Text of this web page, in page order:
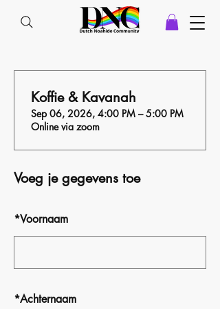
Voeg je gegevens toe
*Voornaam
*Achternaam
Koffie & Kavanah
Sep 06, 2026, 4:00 PM – 5:00 PM
Online via zoom